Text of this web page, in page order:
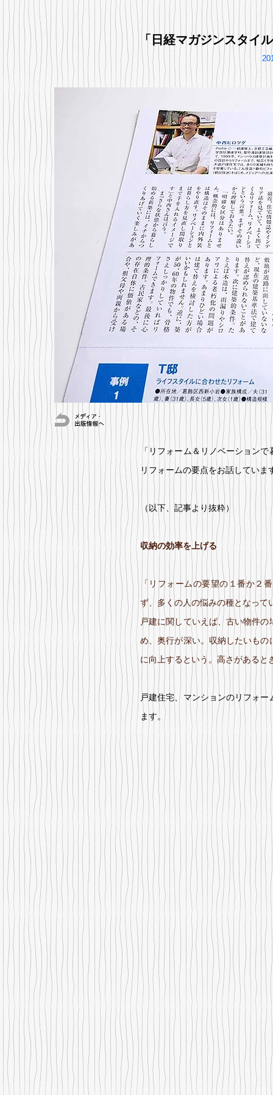
「日経マガジンスタイ
「リフォーム＆リノベーション
リフォームの要点をお話していま
（以下、記事より抜粋）
収納の効率を上げる
「リフォームの要望の１番か２
ず、多くの人の悩みの種となって
戸建に関していえば、古い物件
め、奥行が深い。収納したいも
に向上するという。高さがある
戸建住宅、マンションのリフォ
ます。